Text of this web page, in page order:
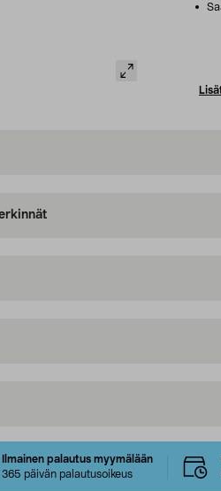
Ilmainen palautus myymälään
365 päivän palautusoikeus